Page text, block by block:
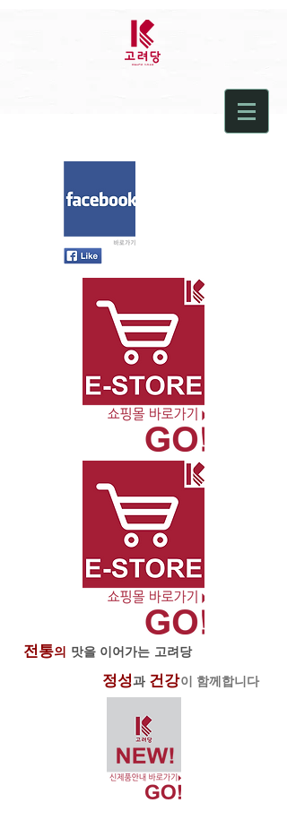
전통의 맛을 이어가는 고려당
정성과 건강이 함께합니다